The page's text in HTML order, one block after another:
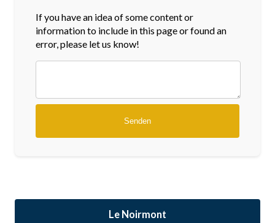
If you have an idea of some content or
informationto include in this page or found an
error, please let us know!
Le Noirmont